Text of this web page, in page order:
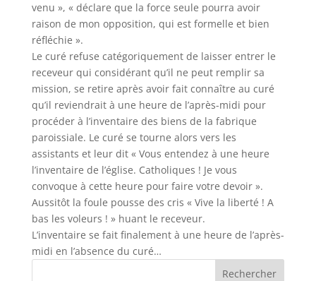
venu », « déclare que la force seule pourra avoir
raison de mon opposition, qui est formelle et bien
réfléchie ».
Le curé refuse catégoriquement de laisser entrer le
receveur qui considérant qu’il ne peut remplir sa
mission, se retire après avoir fait connaître au curé
qu’il reviendrait à une heure de l’après-midi pour
procéder à l’inventaire des biens de la fabrique
paroissiale. Le curé se tourne alors vers les
assistants et leur dit « Vous entendez à une heure
l’inventaire de l’église. Catholiques ! Je vous
convoque à cette heure pour faire votre devoir ».
Aussitôt la foule pousse des cris « Vive la liberté ! A
bas les voleurs ! » huant le receveur.
L’inventaire se fait finalement à une heure de l’après-
midi en l’absence du curé…
Rechercher